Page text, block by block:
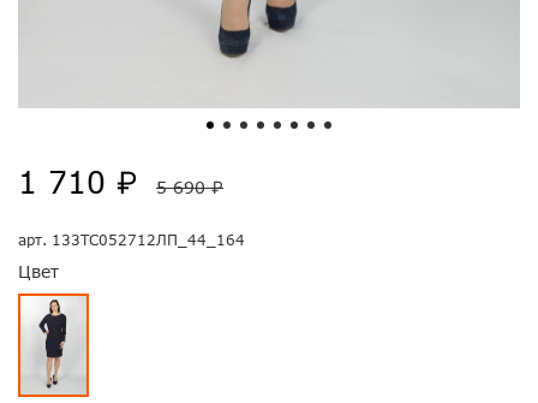
арт. 133ТС052712ЛП_44_164
Цвет
1 710 ₽ 5 690 ₽